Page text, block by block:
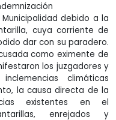
debido a la
cuya corriente de
dar con su paradero.
como eximente de
los juzgadores y
climáticas
la causa directa de la
existentes en el
enrejados y